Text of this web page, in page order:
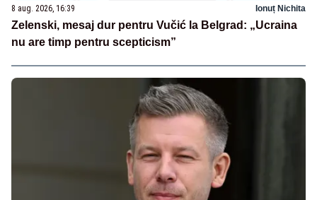
8 aug. 2026, 16:39 Ionuț Nichita
Zelenski, mesaj dur pentru Vučić la Belgrad: „Ucraina
nu are timp pentru scepticism”